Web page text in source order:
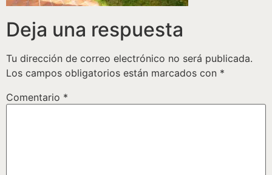
Deja una respuesta
Tu dirección de correo electrónico no será publicada.
Los campos obligatorios están marcados con *
Comentario *